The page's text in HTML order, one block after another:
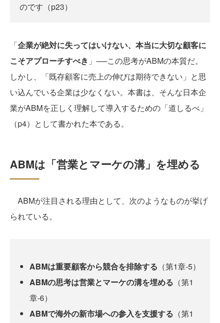
のです（p23）
「企業が絶対に失ってはいけない、本当に大切な顧客に
こそアプローチすべき 」──この思考がABMの本質だ。
しかし、「既存顧客に売上の伸びは期待できない」と思
い込んでいる企業は少なくない。本書は、そんな日本企
業がABMを正しく理解して導入するための「道しるべ」
（p4）として書かれた本である。
ABMは「営業とマーケの溝」を埋める
ABMが注目される理由として、次のようなものが挙げ
られている。
ABMは重要顧客から競合を排除する （第1章-5）
ABMの思考は営業とマーケの溝を埋める （第1
章-6）
ABMで海外の新市場への参入を支援する （第1